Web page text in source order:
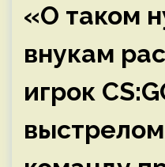
«О таком
внукам
игрок